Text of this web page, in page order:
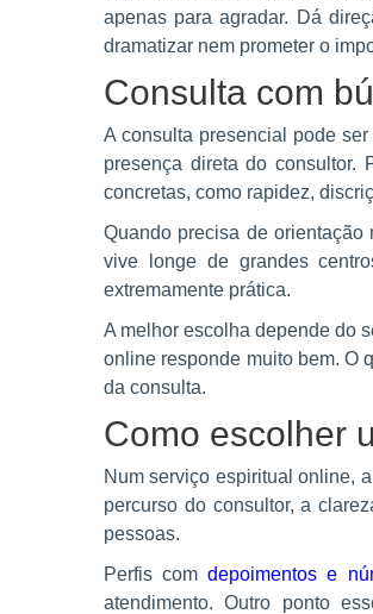
apenas para agradar. Dá
dramatizar nem prometer o
Consulta com
A consulta presencial pode
presença direta do consultor.
concretas, como rapidez,
Quando precisa de
vive longe de grandes
extremamente prática.
A melhor escolha depende do
online responde muito bem. O
da consulta.
Como escolher
Num serviço espiritual online,
percurso do consultor, a
pessoas.
Perfis comdepoimentos e
atendimento. Outro ponto